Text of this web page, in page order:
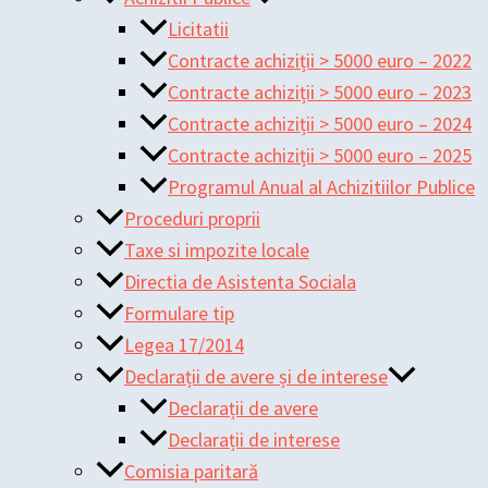
Licitatii
Contracte achiziții > 5000 euro – 2022
Contracte achiziții > 5000 euro – 2023
Contracte achiziții > 5000 euro – 2024
Contracte achiziții > 5000 euro – 2025
Programul Anual al Achizitiilor Publice
Proceduri proprii
Taxe si impozite locale
Directia de Asistenta Sociala
Formulare tip
Legea 17/2014
Declarații de avere și de interese
Declarații de avere
Declarații de interese
Comisia paritară